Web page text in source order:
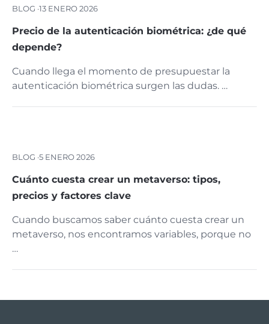
BLOG ·13 ENERO 2026
Precio de la autenticación biométrica: ¿de qué
depende?
Cuando llega el momento de presupuestar la
autenticación biométrica surgen las dudas. …
BLOG ·5 ENERO 2026
Cuánto cuesta crear un metaverso: tipos,
precios y factores clave
Cuando buscamos saber cuánto cuesta crear un
metaverso, nos encontramos variables, porque no
…